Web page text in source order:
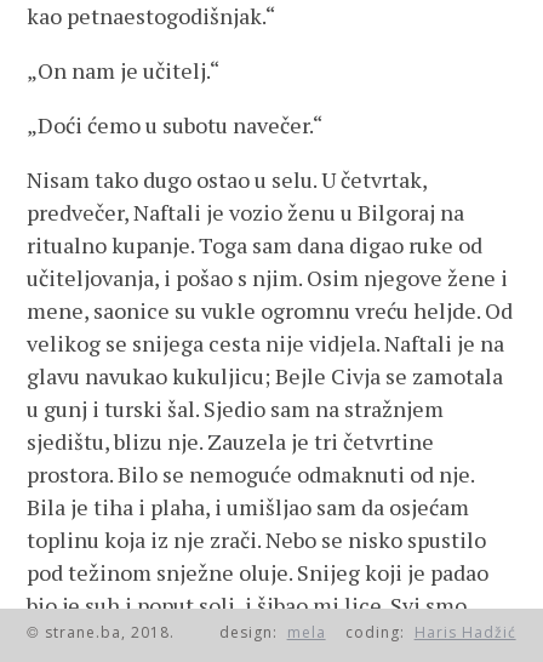
kao petnaestogodišnjak.“
„On nam je učitelj.“
„Doći ćemo u subotu navečer.“
Nisam tako dugo ostao u selu. U četvrtak,
predvečer, Naftali je vozio ženu u Bilgoraj na
ritualno kupanje. Toga sam dana digao ruke od
učiteljovanja, i pošao s njim. Osim njegove žene i
mene, saonice su vukle ogromnu vreću heljde. Od
velikog se snijega cesta nije vidjela. Naftali je na
glavu navukao kukuljicu; Bejle Civja se zamotala
u gunj i turski šal. Sjedio sam na stražnjem
sjedištu, blizu nje. Zauzela je tri četvrtine
prostora. Bilo se nemoguće odmaknuti od nje.
Bila je tiha i plaha, i umišljao sam da osjećam
toplinu koja iz nje zrači. Nebo se nisko spustilo
pod težinom snježne oluje. Snijeg koji je padao
bio je suh i poput soli, i šibao mi lice. Svi smo
šutjeli. Vjetar je zavijao i zvižao. Kobila je s
© strane.ba, 2018. design: mela coding: Haris Hadžić